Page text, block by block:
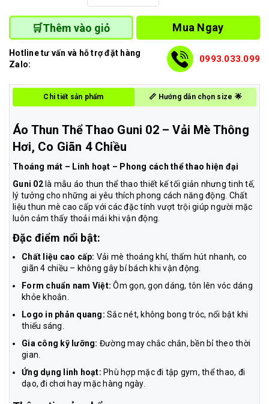
🛒Thêm vào giỏ Mua Ngay
Hotline tư vấn và hỗ trợ đặt hàng
Zalo:
0993.033.099
Chi tiết sản phẩm 📏 Hướng dẫn chọn size 🌟
Áo Thun Thể Thao Guni 02 – Vải Mè Thông
Hơi, Co Giãn 4 Chiều
Thoáng mát – Linh hoạt – Phong cách thể thao hiện đại
Guni 02là mẫu áo thun thể thao thiết kế tối giản nhưng tinh tế,
lý tưởng cho những ai yêu thích phong cách năng động. Chất
liệu thun mè cao cấp với các đặc tính vượt trội giúp người mặc
luôn cảm thấy thoải mái khi vận động.
Đặc điểm nổi bật:
Chất liệu cao cấp: Vải mè thoáng khí, thấm hút nhanh, co
giãn 4 chiều – không gây bí bách khi vận động.
Form chuẩn nam Việt: Ôm gọn, gọn dáng, tôn lên vóc dáng
khỏe khoắn.
Logo in phản quang: Sắc nét, không bong tróc, nổi bật khi
thiếu sáng.
Gia công kỹ lưỡng: Đường may chắc chắn, bền bỉ theo thời
gian.
Ứng dụng linh hoạt: Phù hợp mặc đi tập gym, thể thao, đi
dạo, đi chơi hay mặc hàng ngày.